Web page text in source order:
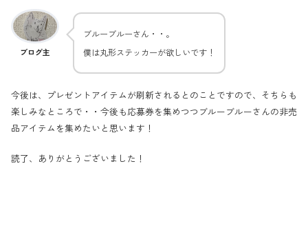
ブログ主
ブルーブルーさん・・。
僕は丸形ステッカーが欲しいです！
今後は、プレゼントアイテムが刷新されるとのことですので、そちらも
楽しみなところで・・今後も応募券を集めつつブルーブルーさんの非売
品アイテムを集めたいと思います！
読了、ありがとうございました！